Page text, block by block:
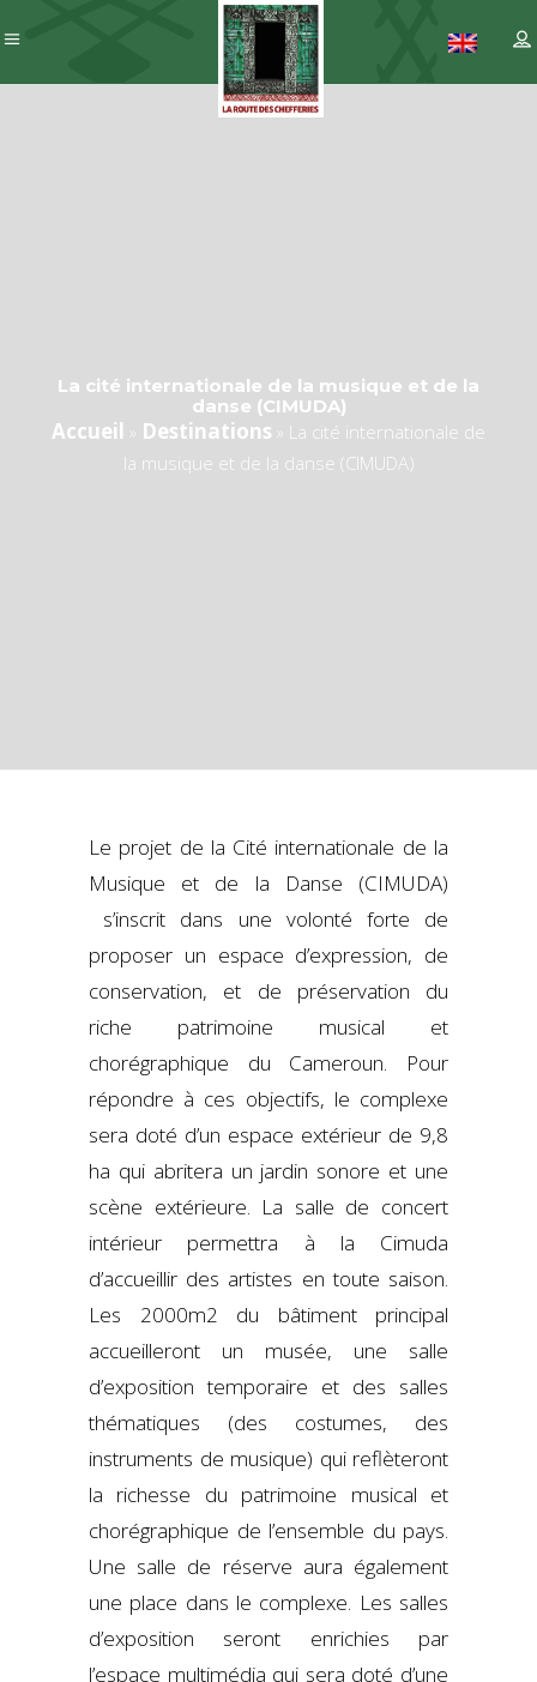
La cité internationale de la musique et de la
danse (CIMUDA)
Accueil » Destinations » La cité internationale de
la musique et de la danse (CIMUDA)
Le projet de la Cité internationale de la
Musique et de la Danse (CIMUDA)
s’inscrit dans une volonté forte de
proposer un espace d’expression, de
conservation, et de préservation du
riche patrimoine musical et
chorégraphique du Cameroun. Pour
répondre à ces objectifs, le complexe
sera doté d’un espace extérieur de 9,8
ha qui abritera un jardin sonore et une
scène extérieure. La salle de concert
intérieur permettra à la Cimuda
d’accueillir des artistes en toute saison.
Les 2000m2 du bâtiment principal
accueilleront un musée, une salle
d’exposition temporaire et des salles
thématiques (des costumes, des
instruments de musique) qui reflèteront
la richesse du patrimoine musical et
chorégraphique de l’ensemble du pays.
Une salle de réserve aura également
une place dans le complexe. Les salles
d’exposition seront enrichies par
l’espace multimédia qui sera doté d’une